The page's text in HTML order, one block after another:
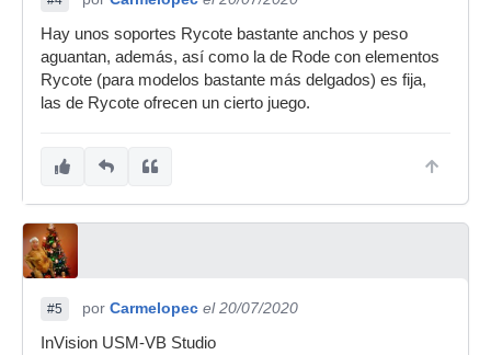
Hay unos soportes Rycote bastante anchos y peso
aguantan, además, así como la de Rode con elementos
Rycote (para modelos bastante más delgados) es fija,
las de Rycote ofrecen un cierto juego.
#5 por Carmelopec el 20/07/2020
InVision USM-VB Studio